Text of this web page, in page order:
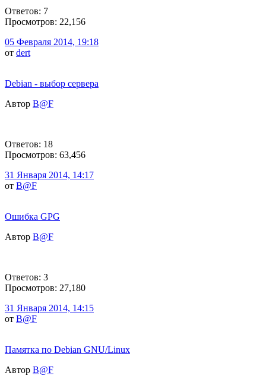
Ответов: 7
Просмотров: 22,156
05 Февраля 2014, 19:18
от dert
Debian - выбор сервера
Автор B@F
Ответов: 18
Просмотров: 63,456
31 Января 2014, 14:17
от B@F
Ошибка GPG
Автор B@F
Ответов: 3
Просмотров: 27,180
31 Января 2014, 14:15
от B@F
Памятка по Debian GNU/Linux
Автор B@F